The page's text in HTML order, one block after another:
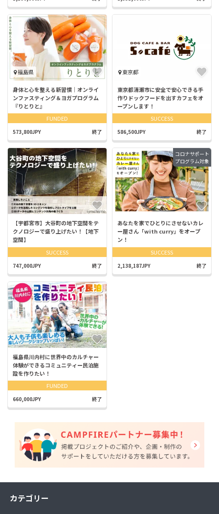
福島県
身体と心を整える新習慣｜オンライ
ンファスティング＆ヨガプログラム
『りとりと』
FUNDED
573,800JPY 終了
東京都
東京都清瀬市に安全で安心できる手
作りドックフードを出すカフェをオ
ープンします！
SUCCESS
586,500JPY 終了
【宇都宮市】大谷町の地下空間をテ
クノロジーで盛り上げたい！【地下
空間】
SUCCESS
747,000JPY 終了
コロナサポート
プログラム対象
あなたを家でひとりにさせないカレ
ー屋さん「with curry」をオープ
ン！
SUCCESS
2,138,187JPY 終了
福島県川内村に世界中のカルチャー
体験ができるコミュニティー民泊施
設を作りたい！
FUNDED
660,000JPY 終了
カテゴリー